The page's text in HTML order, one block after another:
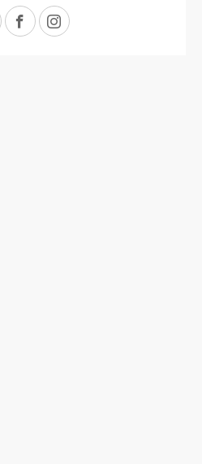
X FacebookInstagram